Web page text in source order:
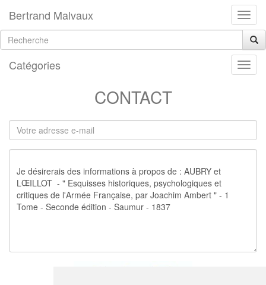
Bertrand Malvaux
Catégories
CONTACT